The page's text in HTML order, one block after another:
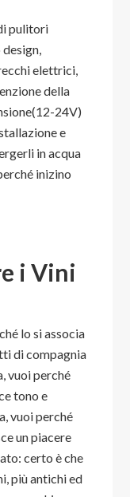
pulitori
elettrici,
della
24V)
e
in acqua
inizino
i Vini
lo si associa
di compagnia
vuoi perché
tono e
vuoi perché
un piacere
certo è che
più antichi ed